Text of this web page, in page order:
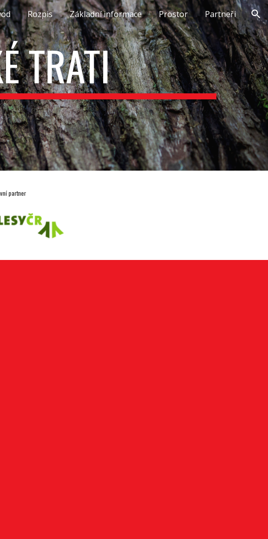
to navigation
Rozpis Základní informace Prostor Partneři
TRATI
partner